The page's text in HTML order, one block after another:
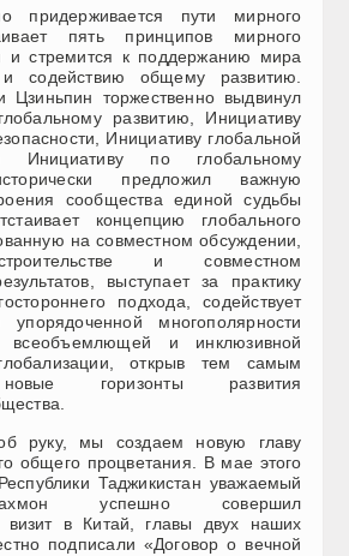
придерживается пути мирного
пять принципов мирного
и стремится к поддержанию мира
содействию общему развитию.
Цзиньпин торжественно выдвинул
развитию, Инициативу
Инициативу глобальной
Инициативу по глобальному
предложил важную
сообщества единой судьбы
концепцию глобального
на совместном обсуждении,
и совместном
выступает за практику
подхода, содействует
многополярности
и инклюзивной
открыв тем самым
горизонты развития
руку, мы создаем новую главу
общего процветания. В мае этого
Таджикистан уважаемый
успешно совершил
визит в Китай, главы двух наших
подписали «Договор о вечной